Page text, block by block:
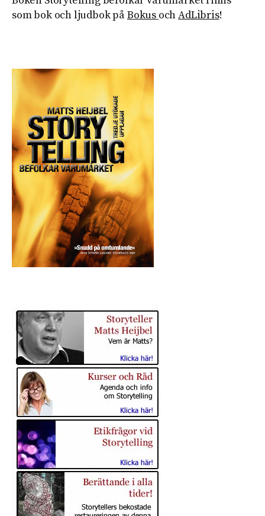
som bok och ljudbok påBokus ochAdLibris!